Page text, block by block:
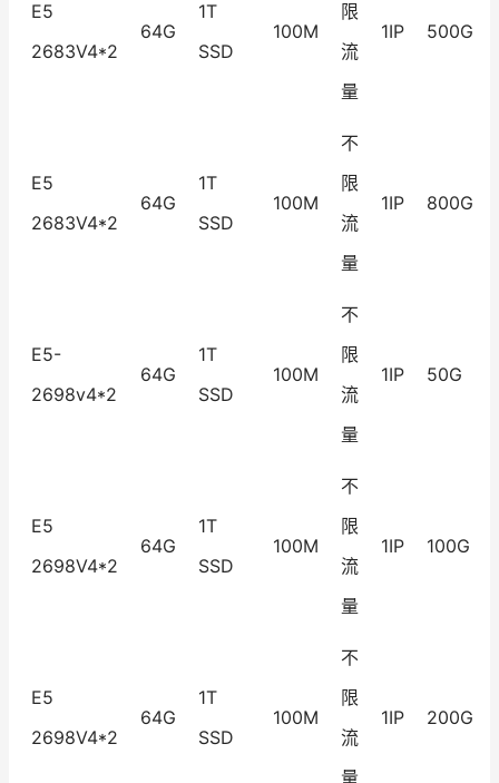
E5
2683V4*2
64G
1T
SSD
100M
限
流
量
1IP 500G
E5
2683V4*2
64G
1T
SSD
100M
不
限
流
量
1IP 800G
E5-
2698v4*2
64G
1T
SSD
100M
不
限
流
量
1IP 50G
E5
2698V4*2
64G
1T
SSD
100M
不
限
流
量
1IP 100G
E5
2698V4*2
64G
1T
SSD
100M
不
限
流
量
1IP 200G